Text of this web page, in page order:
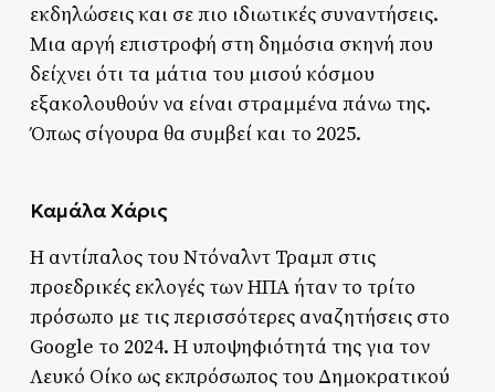
εκδηλώσεις και σε πιο ιδιωτικές συναντήσεις.
Μια αργή επιστροφή στη δημόσια σκηνή που
δείχνει ότι τα μάτια του μισού κόσμου
εξακολουθούν να είναι στραμμένα πάνω της.
Όπως σίγουρα θα συμβεί και το 2025.
Καμάλα Χάρις
Η αντίπαλος του Ντόναλντ Τραμπ στις
προεδρικές εκλογές των ΗΠΑ ήταν το τρίτο
πρόσωπο με τις περισσότερες αναζητήσεις στο
Google το 2024. Η υποψηφιότητά της για τον
Λευκό Οίκο ως εκπρόσωπος του Δημοκρατικού